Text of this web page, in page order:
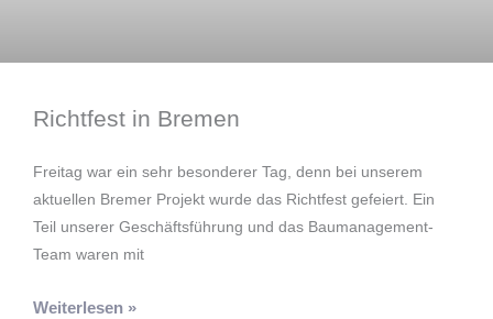
Richtfest in Bremen
Freitag war ein sehr besonderer Tag, denn bei unserem
aktuellen Bremer Projekt wurde das Richtfest gefeiert. Ein
Teil unserer Geschäftsführung und das Baumanagement-
Team waren mit
Weiterlesen »